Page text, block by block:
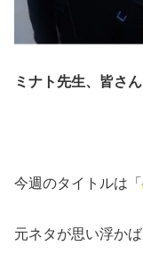
ミナト先生、皆さ
今週のタイトルは「
元ネタが思い浮かば